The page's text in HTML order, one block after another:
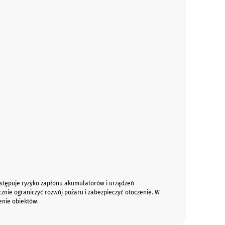
ryzyko zapłonu akumulatorów i urządzeń
ograniczyć rozwój pożaru i zabezpieczyć otoczenie. W
obiektów.